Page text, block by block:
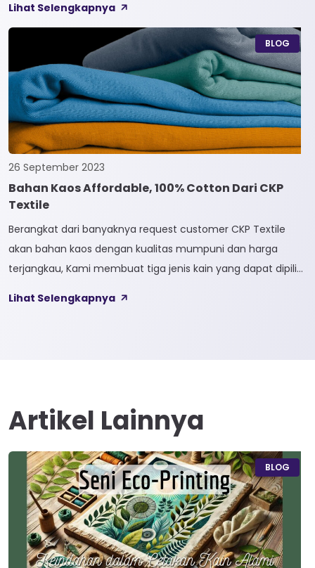
Bycel merupakan kain High-End karena bersifat Fungsional,
dapat digunakan sesuai kebutuhan customer. Selain itu,
kain Bycel juga diberi teknologi teranyar yakni pemberian
dua jenis […]
Lihat Selengkapnya
BLOG
26 September 2023
Bahan Kaos Affordable, 100% Cotton Dari CKP
Textile
Berangkat dari banyaknya request customer CKP Textile
akan bahan kaos dengan kualitas mumpuni dan harga
terjangkau, Kami membuat tiga jenis kain yang dapat dipilih
kain yang bahan dasarnya 100% cotton. Softcel juga sering
Lihat Selengkapnya
Artikel Lainnya
BLOG